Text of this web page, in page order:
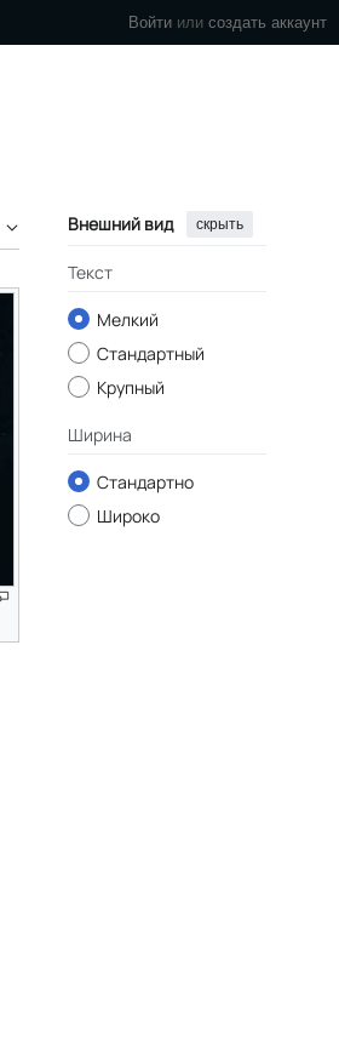
Войти или создать аккаунт
Внешний вид скрыть
Текст
Мелкий
Стандартный
Крупный
Ширина
Стандартно
Широко